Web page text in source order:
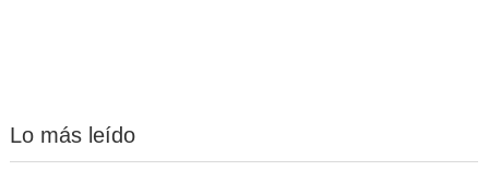
Lo más leído